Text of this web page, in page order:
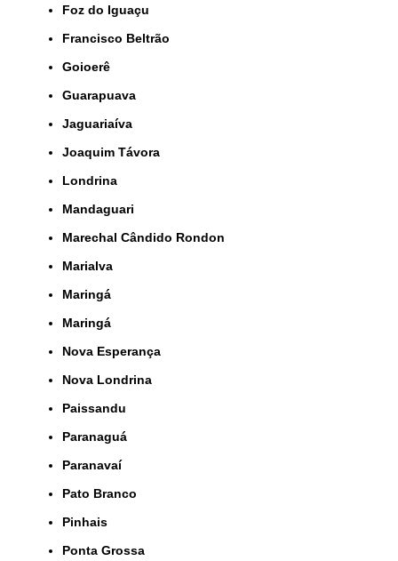
Foz do Iguaçu
Francisco Beltrão
Goioerê
Guarapuava
Jaguariaíva
Joaquim Távora
Londrina
Mandaguari
Marechal Cândido Rondon
Marialva
Maringá
Maringá
Nova Esperança
Nova Londrina
Paissandu
Paranaguá
Paranavaí
Pato Branco
Pinhais
Ponta Grossa